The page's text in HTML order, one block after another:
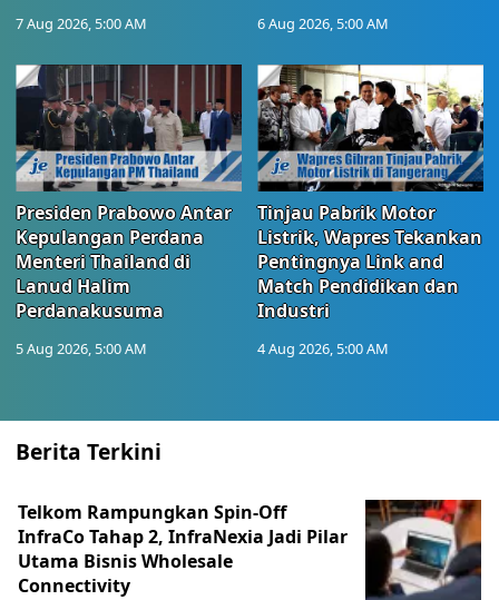
7 Aug 2026, 5:00 AM 6 Aug 2026, 5:00 AM
Presiden Prabowo Antar
Kepulangan Perdana
Menteri Thailand di
Lanud Halim
Perdanakusuma
5 Aug 2026, 5:00 AM
Tinjau Pabrik Motor
Listrik, Wapres Tekankan
Pentingnya Link and
Match Pendidikan dan
Industri
4 Aug 2026, 5:00 AM
Berita Terkini
Telkom Rampungkan Spin-Off
InfraCo Tahap 2, InfraNexia Jadi Pilar
Utama Bisnis Wholesale
Connectivity